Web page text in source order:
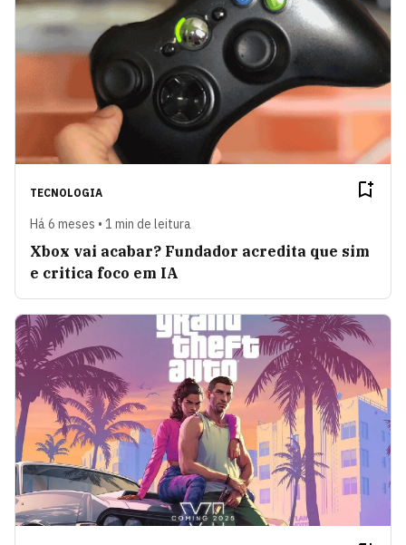
TECNOLOGIA
Há 6 meses • 1 min de leitura
Xbox vai acabar? Fundador acredita que sim
e critica foco em IA